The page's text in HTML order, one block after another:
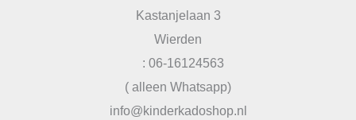
Kastanjelaan 3
Wierden
: 06-16124563
( alleen Whatsapp)
info@kinderkadoshop.nl